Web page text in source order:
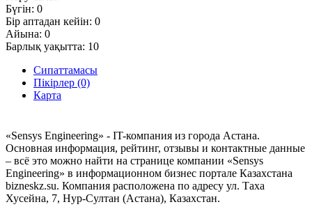
Бүгін: 0
Бір аптадан кейін: 0
Айына: 0
Барлық уақытта: 10
Сипаттамасы
Пікірлер (0)
Карта
«Sensys Engineering» - IT-компания из города Астана.
Основная информация, рейтинг, отзывы и контактные данные
– всё это можно найти на странице компании «Sensys
Engineering» в информационном бизнес портале Казахстана
bizneskz.su. Компания расположена по адресу ул. Таха
Хусейна, 7, Нур-Султан (Астана), Казахстан.